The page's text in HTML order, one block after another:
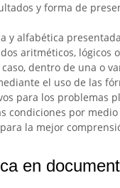
y forma de
y alfabética
aritméticos,
dentro de una o
el uso de las
para los problemas
por
la mejor
en